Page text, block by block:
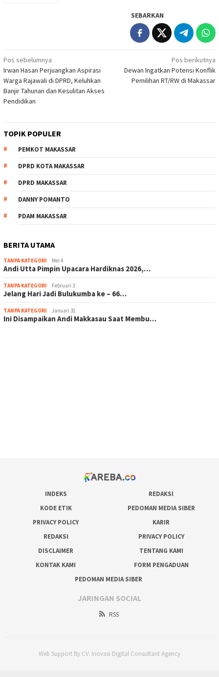
SEBARKAN
Navigasi
pos
Pos sebelumnya
Irwan Hasan Perjuangkan Aspirasi
Warga Rajawali di DPRD, Keluhkan
Banjir Tahunan dan Kesulitan Akses
Pendidikan
Pos berikutnya
Dewan Ingatkan Potensi Konflik
Pemilihan RT/RW di Makassar
TOPIK POPULER
PEMKOT MAKASSAR
DPRD KOTA MAKASSAR
DPRD MAKASSAR
DANNY POMANTO
PDAM MAKASSAR
BERITA UTAMA
TANPA KATEGORI Mei 4
Andi Utta Pimpin Upacara Hardiknas 2026,…
TANPA KATEGORI Februari 3
Jelang Hari Jadi Bulukumba ke – 66…
TANPA KATEGORI Januari 31
Ini Disampaikan Andi Makkasau Saat Membu…
INDEKS
REDAKSI
KODE ETIK
PEDOMAN MEDIA SIBER
PRIVACY POLICY
KARIR
REDAKSI
PRIVACY POLICY
DISCLAIMER
TENTANG KAMI
KONTAK KAMI
FORM PENGADUAN
PEDOMAN MEDIA SIBER
JARINGAN SOCIAL
RSS
Web Support By CV. Inovasi Digital Consultant Agency